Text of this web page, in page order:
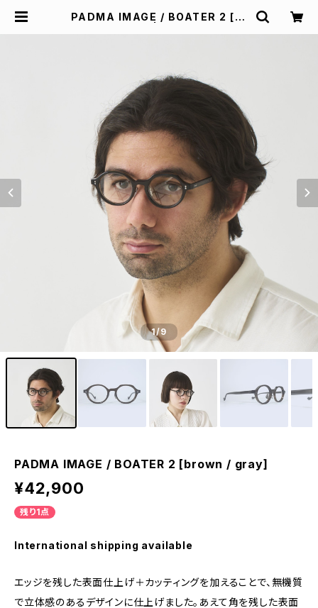
PADMA IMAGE / BOATER 2 [br
1/9
PADMA IMAGE / BOATER 2 [brown / gray]
¥42,900
残り1点
International shipping available
エッジを残した表面仕上げ＋カッティングを加えることで、無機質
で立体感のあるデザインに仕上げました。あえて角を残した表面